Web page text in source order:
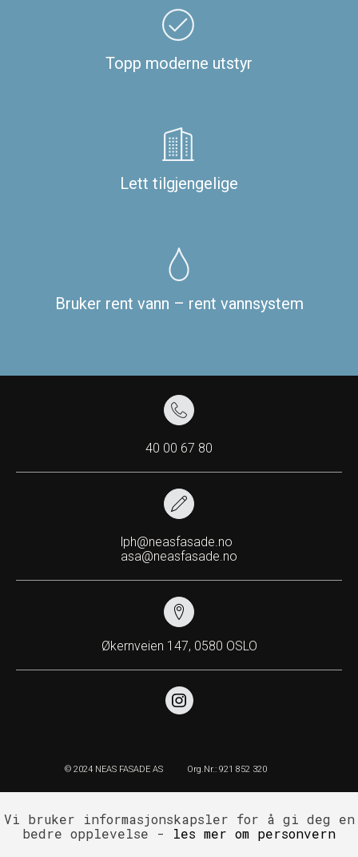
Topp moderne utstyr
Lett tilgjengelige
Bruker rent vann – rent vannsystem
40 00 67 80
lph@neasfasade.no
asa@neasfasade.no
Økernveien 147, 0580 OSLO
© 2024 NEAS FASADE AS Org.Nr.: 921 852 320
Vi bruker informasjonskapsler for å gi deg en
bedre opplevelse - les mer om personvern